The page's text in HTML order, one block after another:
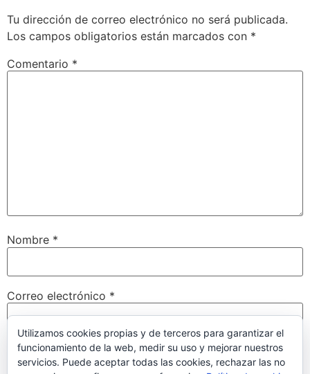
Tu dirección de correo electrónico no será publicada.
Los campos obligatorios están marcados con *
Comentario *
Nombre *
Correo electrónico *
Web
Utilizamos cookies propias y de terceros para garantizar el
funcionamiento de la web, medir su uso y mejorar nuestros
servicios. Puede aceptar todas las cookies, rechazar las no